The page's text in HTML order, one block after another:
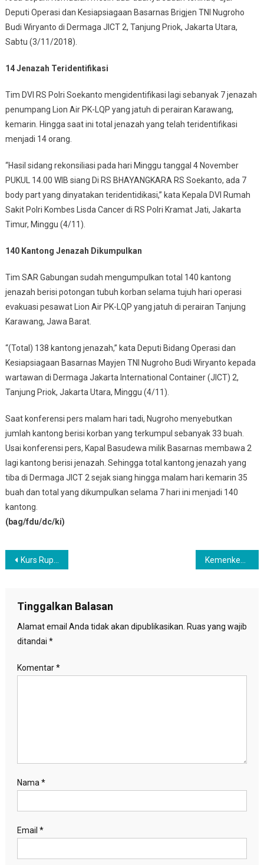
Deputi Operasi dan Kesiapsiagaan Basarnas Brigjen TNI Nugroho
Budi Wiryanto di Dermaga JICT 2, Tanjung Priok, Jakarta Utara,
Sabtu (3/11/2018).
14 Jenazah Teridentifikasi
Tim DVI RS Polri Soekanto mengidentifikasi lagi sebanyak 7 jenazah
penumpang Lion Air PK-LQP yang jatuh di perairan Karawang,
kemarin. Hingga saat ini total jenazah yang telah teridentifikasi
menjadi 14 orang.
“Hasil sidang rekonsiliasi pada hari Minggu tanggal 4 November
PUKUL 14.00 WIB siang Di RS BHAYANGKARA RS Soekanto, ada 7
body part yang dinyatakan teridentidikasi,” kata Kepala DVI Rumah
Sakit Polri Kombes Lisda Cancer di RS Polri Kramat Jati, Jakarta
Timur, Minggu (4/11).
140 Kantong Jenazah Dikumpulkan
Tim SAR Gabungan sudah mengumpulkan total 140 kantong
jenazah berisi potongan tubuh korban selama tujuh hari operasi
evakuasi pesawat Lion Air PK-LQP yang jatuh di perairan Tanjung
Karawang, Jawa Barat.
“(Total) 138 kantong jenazah,” kata Deputi Bidang Operasi dan
Kesiapsiagaan Basarnas Mayjen TNI Nugroho Budi Wiryanto kepada
wartawan di Dermaga Jakarta International Container (JICT) 2,
Tanjung Priok, Jakarta Utara, Minggu (4/11).
Saat konferensi pers malam hari tadi, Nugroho menyebutkan
jumlah kantong berisi korban yang terkumpul sebanyak 33 buah.
Usai konferensi pers, Kapal Basudewa milik Basarnas membawa 2
lagi kantong berisi jenazah. Sehingga total kantong jenazah yang
tiba di Dermaga JICT 2 sejak siang hingga malam hari kemarin 35
buah dan total yang dikumpulkan selama 7 hari ini menjadi 140
kantong.
(bag/fdu/dc/ki)
Navigasi
Kurs Rupiah Menguat Jadi Rp 14.955 per dolar AS, Ini Penyebabnya Kemenkes Ambil Alih Penanganan Tiga Anak Pengidap HIV di Samosir
Tinggalkan Balasan
Alamat email Anda tidak akan dipublikasikan. Ruas yang wajib
ditandai *
Komentar*
Nama*
Email *